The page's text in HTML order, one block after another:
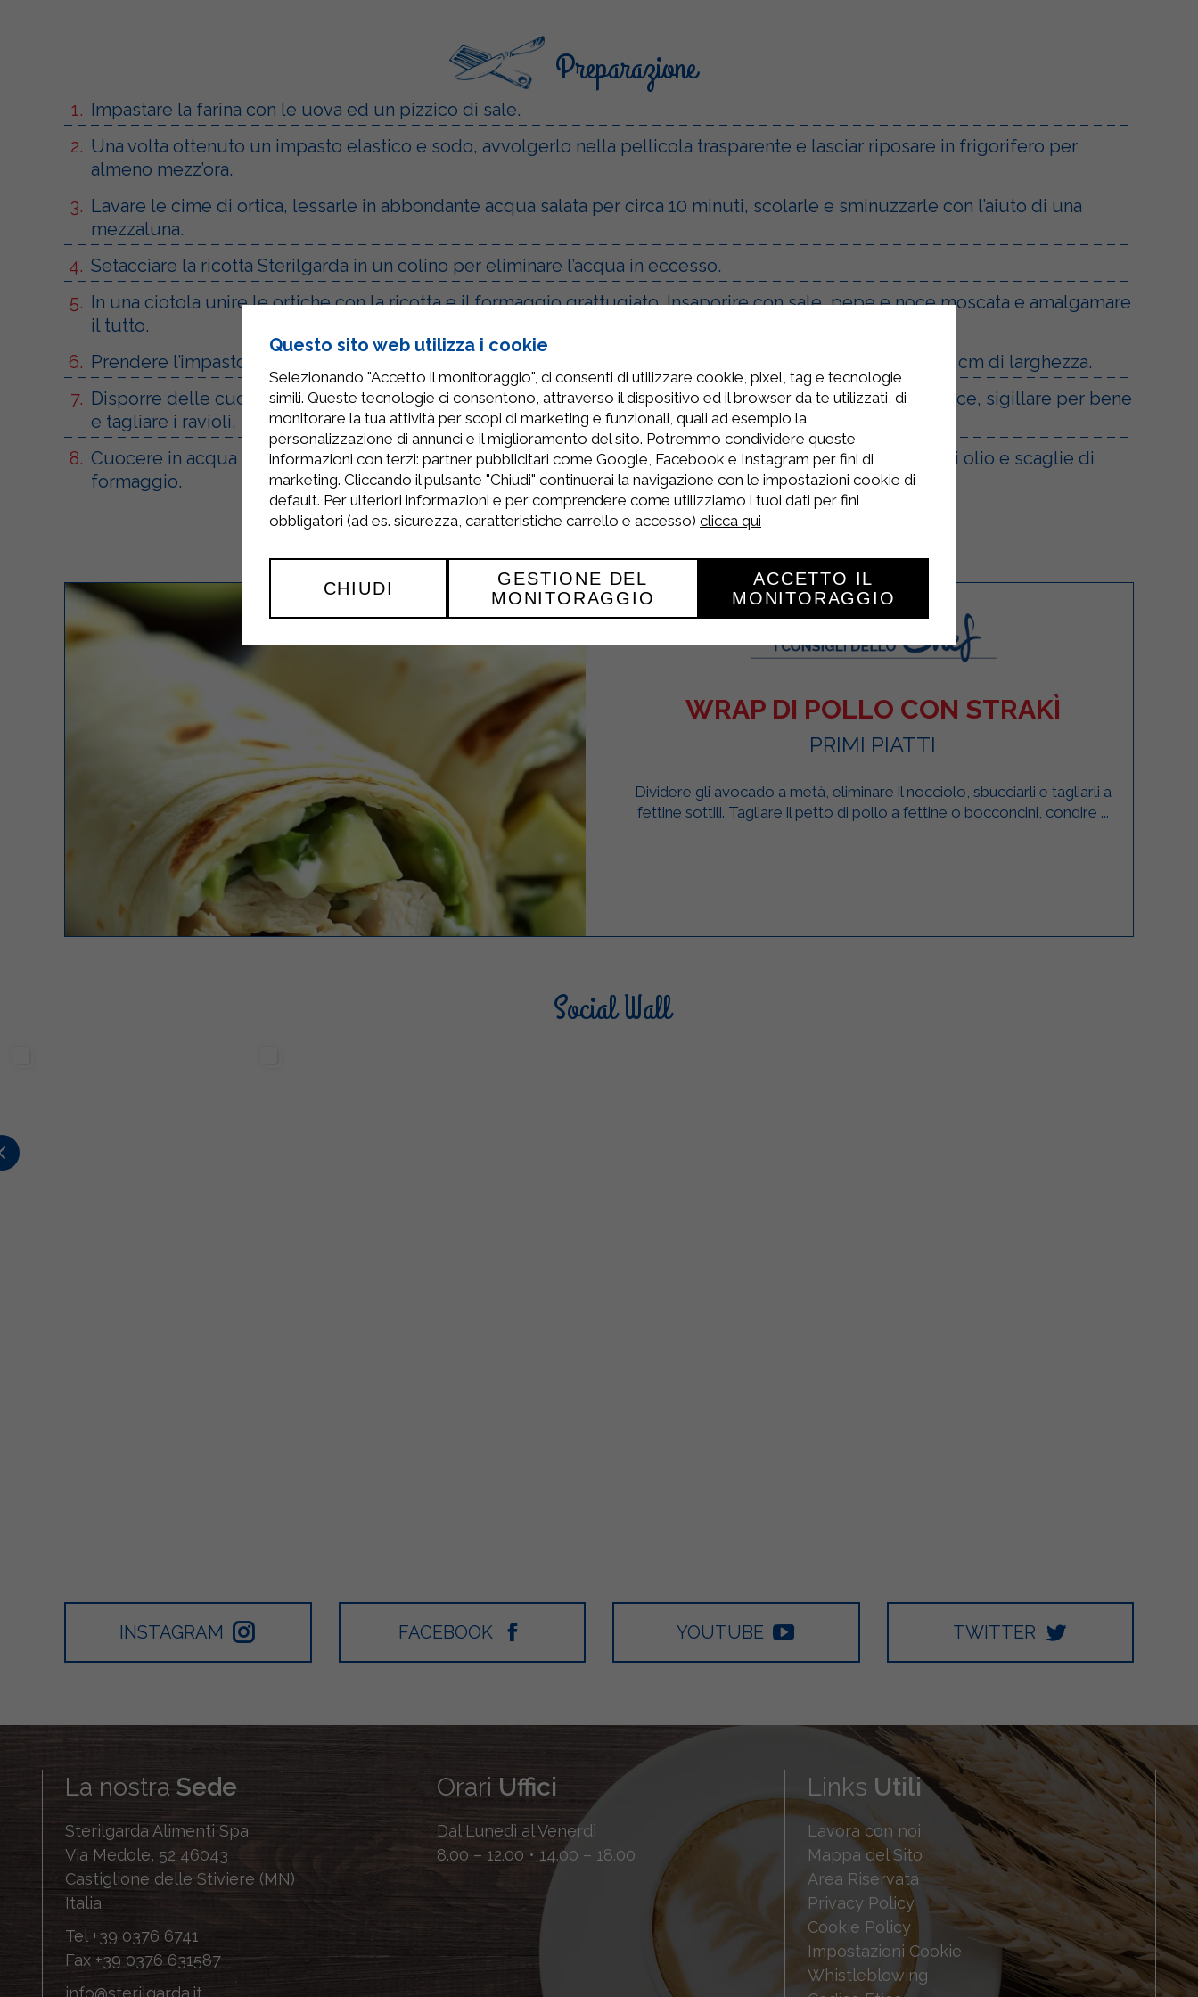
Preparazione
Impastare la farina con le uova ed un pizzico di sale.
Una volta ottenuto un impasto elastico e sodo, avvolgerlo nella pellicola trasparente e lasciar riposare in frigorifero per
almeno mezz’ora.
Lavare le cime di ortica, lessarle in abbondante acqua salata per circa 10 minuti, scolarle e sminuzzarle con l’aiuto di una
mezzaluna.
Setacciare la ricotta Sterilgarda in un colino per eliminare l’acqua in eccesso.
In una ciotola unire le ortiche con la ricotta e il formaggio grattugiato. Insaporire con sale, pepe e noce moscata e amalgamare
il tutto.
Prendere l’impasto dal frigorifero, stenderlo su una spianatoia infarinata e ricavare delle strisce di circa 6 cm di larghezza.
Disporre delle cucchiaiate abbondonanti di ripieno su due delle strisce di pasta, coprire con le altre strisce, sigillare per bene
e tagliare i ravioli.
Cuocere in acqua salata per 5-6 minuti, in base allo spessore della sfoglia, scolare e servire con un filo di olio e scaglie di
formaggio.
WRAP DI POLLO CON STRAKÌ
PRIMI PIATTI
Dividere gli avocado a metà, eliminare il nocciolo, sbucciarli e tagliarli a
fettine sottili. Tagliare il petto di pollo a fettine o bocconcini, condire ...
Social Wall
INSTAGRAM FACEBOOK YOUTUBE TWITTER
La nostra Sede
Sterilgarda Alimenti Spa
Via Medole, 52 46043
Castiglione delle Stiviere (MN)
Italia
Tel +39 0376 6741
Fax +39 0376 631587
info@sterilgarda.it
Orari Uffici
Dal Lunedì al Venerdì
8.00 – 12.00 • 14.00 – 18.00
Links Utili
Lavora con noi
Mappa del Sito
Area Riservata
Privacy Policy
Cookie Policy
Impostazioni Cookie
Whistleblowing
Questo sito web utilizza i cookie
Selezionando "Accetto il monitoraggio", ci consenti di utilizzare cookie, pixel, tag e tecnologie
simili. Queste tecnologie ci consentono, attraverso il dispositivo ed il browser da te utilizzati, di
monitorare la tua attività per scopi di marketing e funzionali, quali ad esempio la
personalizzazione di annunci e il miglioramento del sito. Potremmo condividere queste
informazioni con terzi: partner pubblicitari come Google, Facebook e Instagram per fini di
marketing. Cliccando il pulsante "Chiudi" continuerai la navigazione con le impostazioni cookie di
default. Per ulteriori informazioni e per comprendere come utilizziamo i tuoi dati per fini
obbligatori (ad es. sicurezza, caratteristiche carrello e accesso) clicca qui
CHIUDI
GESTIONE DEL
MONITORAGGIO
ACCETTO IL
MONITORAGGIO